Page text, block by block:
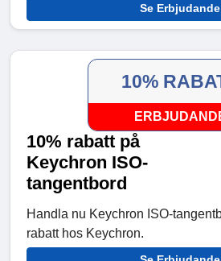
Se Erbjudande
10%
10% rabatt på
Keychron ISO-
tangentbord
Handla nu Keychron ISO-
rabatt hos Keychron.